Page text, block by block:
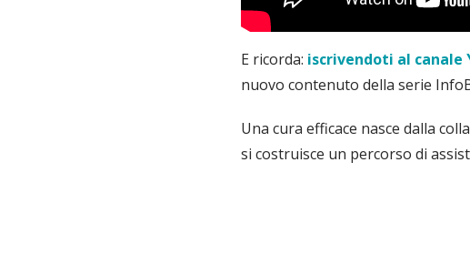
E ricorda: iscrivendoti al canale
nuovo contenuto della serie
Una cura efficace nasce dalla
si costruisce un percorso di